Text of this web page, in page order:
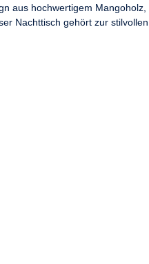
aus hochwertigem
Nachttisch gehört zur stilvollen